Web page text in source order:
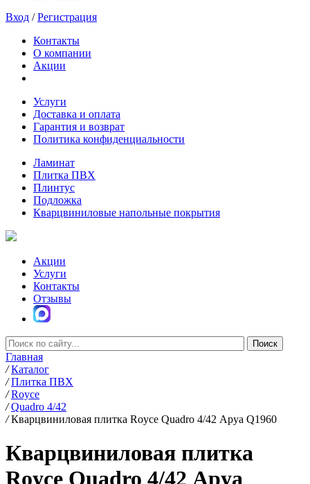
Вход /Регистрация
Контакты
О компании
Акции
Услуги
Доставка и оплата
Гарантия и возврат
Политика конфиденциальности
Ламинат
Плитка ПВХ
Плинтус
Подложка
Кварцвиниловые напольные покрытия
Акции
Услуги
Контакты
Отзывы
Главная
/ Каталог
/ Плитка ПВХ
/ Royce
/ Quadro 4/42
/ Кварцвиниловая плитка Royce Quadro 4/42 Аруа Q1960
Кварцвиниловая плитка
Royce Quadro 4/42 Аруа